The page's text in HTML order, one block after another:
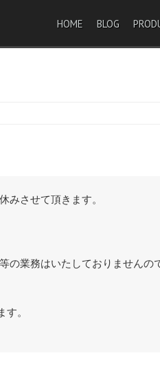
HOME BLOG
みさせて頂きます。
の業務はいたしておりませんの
。